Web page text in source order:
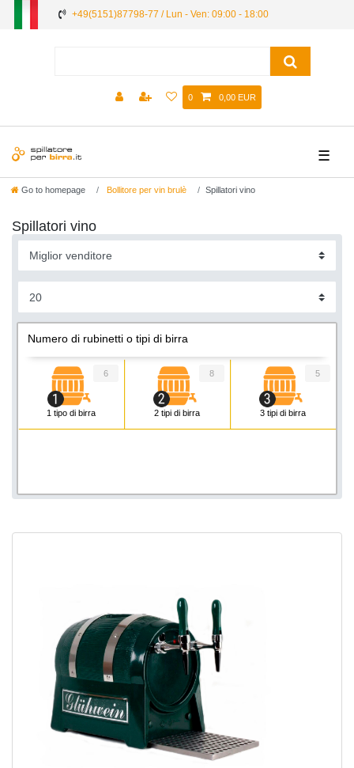
+49(5151)87798-77 / Lun - Ven: 09:00 - 18:00
0 0,00 EUR
☰
Go to homepage Bollitore per vin brulè Spillatori vino
Spillatori vino
Numero di rubinetti o tipi di birra
1 tipo di birra
6
2 tipi di birra
8
3 tipi di birra
5